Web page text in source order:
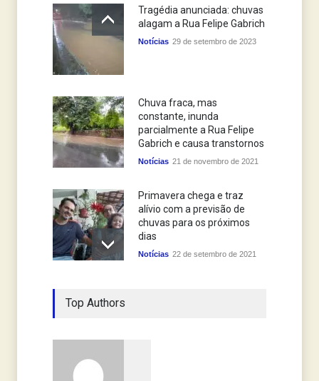
Tragédia anunciada: chuvas
alagam a Rua Felipe Gabrich
Notícias 29 de setembro de 2023
Chuva fraca, mas
constante, inunda
parcialmente a Rua Felipe
Gabrich e causa transtornos
Notícias 21 de novembro de 2021
Primavera chega e traz
alívio com a previsão de
chuvas para os próximos
dias
Notícias 22 de setembro de 2021
Top Authors